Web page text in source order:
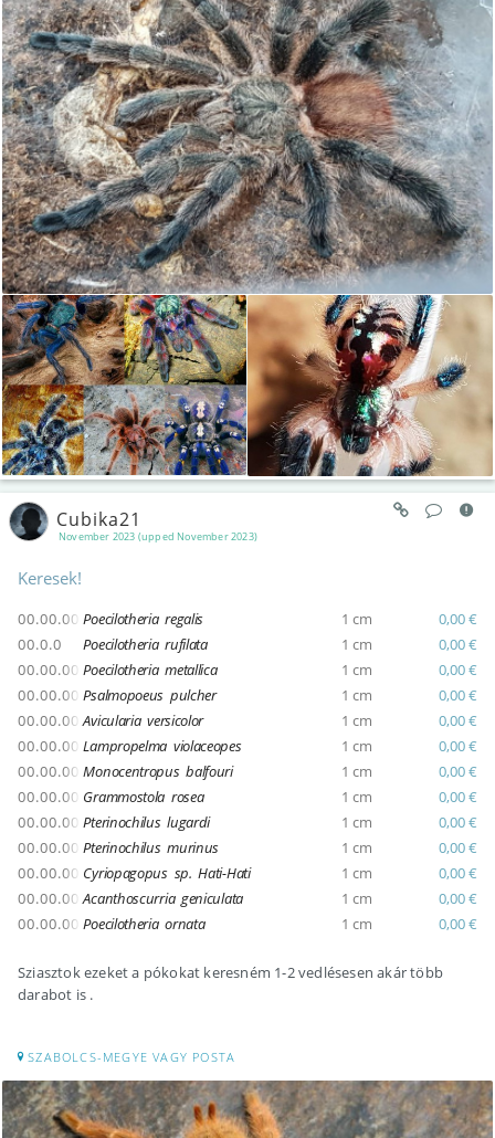
November 2023 (upped November 2023)
Cubika21
Keresek!
00.00.00 Poecilotheria regalis 1 cm
0,00 €
00.0.0
Poecilotheria rufilata 1 cm
0,00 €
00.00.00 Poecilotheria metallica 1 cm
0,00 €
00.00.00 Psalmopoeus pulcher 1 cm
0,00 €
00.00.00 Avicularia versicolor 1 cm
0,00 €
00.00.00 Lampropelma violaceopes 1 cm
0,00 €
00.00.00 Monocentropus balfouri 1 cm
0,00 €
00.00.00 Grammostola rosea 1 cm
0,00 €
00.00.00 Pterinochilus lugardi 1 cm
0,00 €
00.00.00 Pterinochilus murinus 1 cm
0,00 €
00.00.00 Cyriopagopus sp. Hati-Hati 1 cm
0,00 €
00.00.00 Acanthoscurria geniculata 1 cm
0,00 €
00.00.00 Poecilotheria ornata 1 cm 0,00 €
Sziasztok ezeket a pókokat keresném 1-2 vedlésesen akár több
darabot is .
SZABOLCS-MEGYE VAGY POSTA